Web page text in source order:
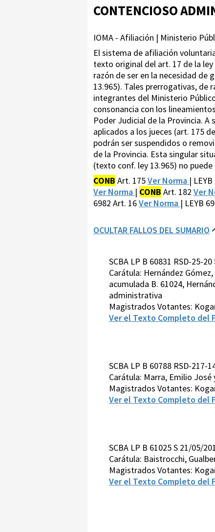
CONTENCIOSO
IOMA - Afiliación | Ministerio
El sistema de afiliación
texto original del art. 17 de la
razón de ser en la necesidad de
13.965). Tales prerrogativas, de
integrantes del Ministerio
consonancia con los
Poder Judicial de la Provincia.
aplicados a los jueces (art. 175
podrán ser suspendidos o
de la Provincia. Esta singular
(texto conf. ley 13.965) no
CONB Art. 175Ver Norma |
Ver Norma | CONB Art. 182 Ver
6982 Art. 16Ver Norma | LEYB
OCULTAR FALLOS DEL SUMARIO
SCBA LP B 60831 RSD-25-
Carátula: Hernández
acumulada B. 61024,
administrativa
Magistrados Votantes:
Ver el Texto Completo del
SCBA LP B 60788 RSD-217-
Carátula: Marra, Emilio
Magistrados Votantes:
Ver el Texto Completo del
SCBA LP B 61025 S 21/05/
Carátula: Baistrocchi,
Magistrados Votantes:
Ver el Texto Completo del